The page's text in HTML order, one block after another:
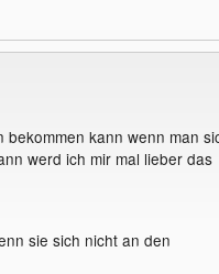
kann wenn man
werd ich mir mal lieber das
sie sich nicht an den